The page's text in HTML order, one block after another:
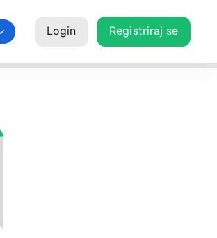
Login Registriraj se